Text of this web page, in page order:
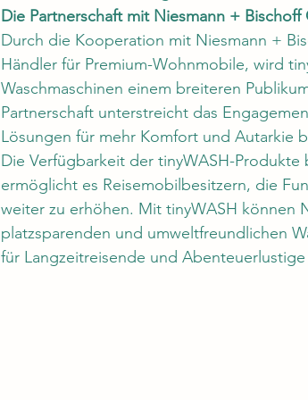
Die Partnerschaft mit Niesmann +
Durch die Kooperation mit Niesmann +
Händler für Premium-Wohnmobile, wird
Waschmaschinen einem breiteren
Partnerschaft unterstreicht das
Lösungen für mehr Komfort und Autarkie
Die Verfügbarkeit der tinyWASH-
ermöglicht es Reisemobilbesitzern, die
weiter zu erhöhen. Mit tinyWASH können
platzsparenden und umweltfreundlichen
für Langzeitreisende und